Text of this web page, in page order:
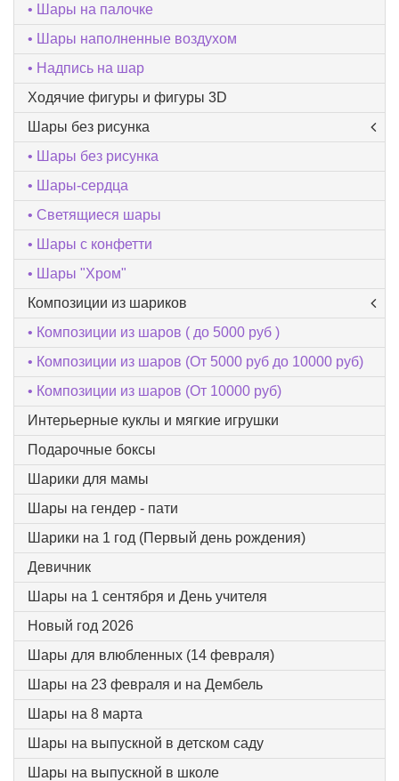
Шары на палочке
Шары наполненные воздухом
Надпись на шар
Ходячие фигуры и фигуры 3D
Шары без рисунка
Шары без рисунка
Шары-сердца
Светящиеся шары
Шары с конфетти
Шары "Хром"
Композиции из шариков
Композиции из шаров ( до 5000 руб )
Композиции из шаров (От 5000 руб до 10000 руб)
Композиции из шаров (От 10000 руб)
Интерьерные куклы и мягкие игрушки
Подарочные боксы
Шарики для мамы
Шары на гендер - пати
Шарики на 1 год (Первый день рождения)
Девичник
Шары на 1 сентября и День учителя
Новый год 2026
Шары для влюбленных (14 февраля)
Шары на 23 февраля и на Дембель
Шары на 8 марта
Шары на выпускной в детском саду
Шары на выпускной в школе